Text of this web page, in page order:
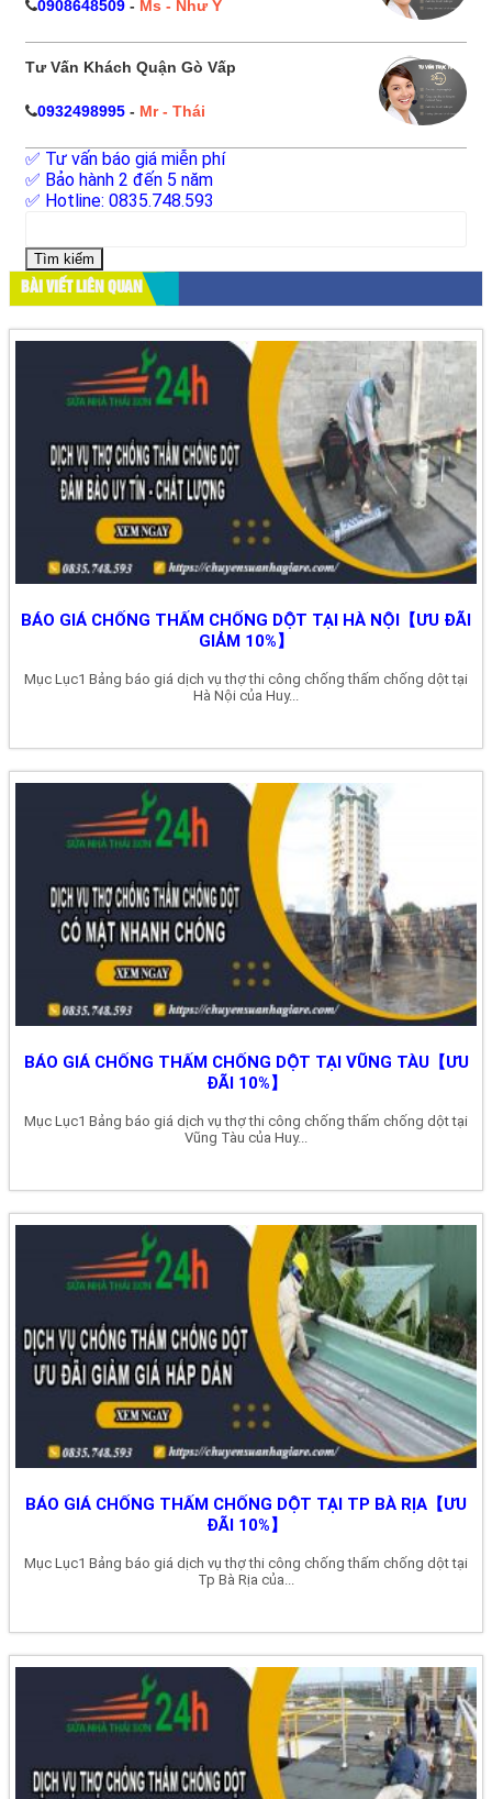
0908648509 - Ms - Như Ý
Tư Vấn Khách Quận Gò Vấp
0932498995 - Mr - Thái
✅ Tư vấn báo giá miễn phí
✅ Bảo hành 2 đến 5 năm
✅ Hotline: 0835.748.593
cho:
BÀI VIẾT LIÊN QUAN
BÁO GIÁ CHỐNG THẤM CHỐNG DỘT TẠI HÀ NỘI【ƯU ĐÃI
GIẢM 10%】
Mục Lục1 Bảng báo giá dịch vụ thợ thi công chống thấm chống dột tại
Hà Nội của Huy...
BÁO GIÁ CHỐNG THẤM CHỐNG DỘT TẠI VŨNG TÀU【ƯU
ĐÃI 10%】
Mục Lục1 Bảng báo giá dịch vụ thợ thi công chống thấm chống dột tại
Vũng Tàu của Huy...
BÁO GIÁ CHỐNG THẤM CHỐNG DỘT TẠI TP BÀ RỊA【ƯU
ĐÃI 10%】
Mục Lục1 Bảng báo giá dịch vụ thợ thi công chống thấm chống dột tại
Tp Bà Rịa của...